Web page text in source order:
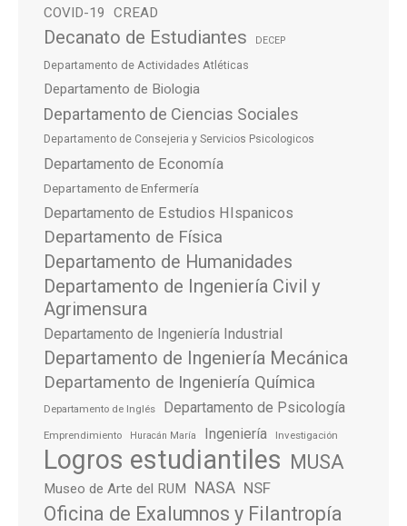
COVID-19 CREAD
Decanato de Estudiantes DECEP
Departamento de Actividades Atléticas
Departamento de Biologia
Departamento de Ciencias Sociales
Departamento de Consejeria y Servicios Psicologicos
Departamento de Economía
Departamento de Enfermería
Departamento de Estudios HIspanicos
Departamento de Física
Departamento de Humanidades
Departamento de Ingeniería Civil y
Agrimensura
Departamento de Ingeniería Industrial
Departamento de Ingeniería Mecánica
Departamento de Ingeniería Química
Departamento de Inglés Departamento de Psicología
Emprendimiento Huracán María Ingeniería Investigación
Logros estudiantiles MUSA
Museo de Arte del RUM NASA NSF
Oficina de Exalumnos y Filantropía